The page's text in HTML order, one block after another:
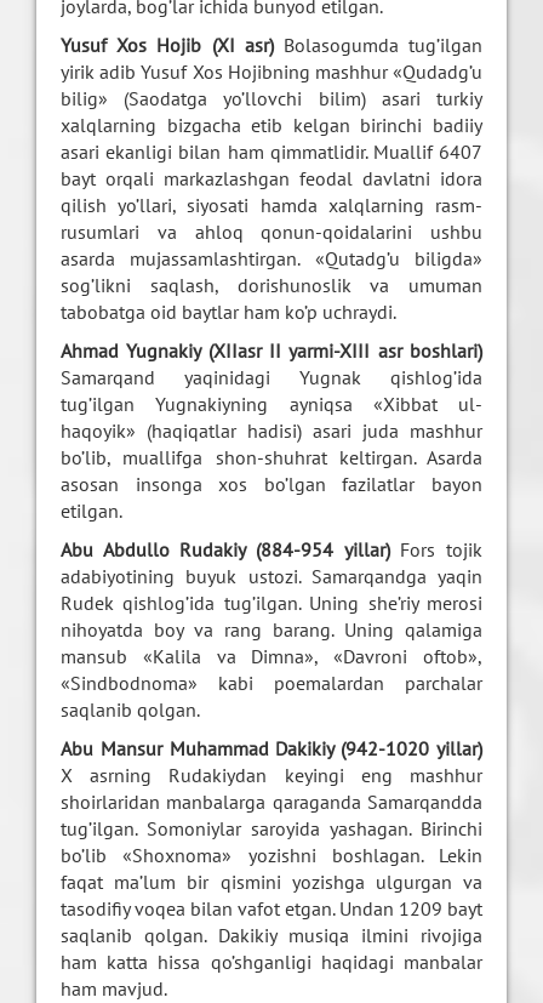
joylarda, bog’lar ichida bunyod etilgan.
Yusuf Xos Hojib (XI asr)Bolasogumda tug’ilgan
yirik adib Yusuf Xos Hojibning mashhur «Qudadg’u
bilig» (Saodatga yo’llovchi bilim) asari turkiy
xalqlarning bizgacha etib kelgan birinchi badiiy
asari ekanligi bilan ham qimmatlidir. Muallif 6407
bayt orqali markazlashgan feodal davlatni idora
qilish yo’llari, siyosati hamda xalqlarning rasm-
rusumlari va ahloq qonun-qoidalarini ushbu
asarda mujassamlashtirgan. «Qutadg’u biligda»
sog’likni saqlash, dorishunoslik va umuman
tabobatga oid baytlar ham ko’p uchraydi.
Ahmad Yugnakiy (XIIasr II yarmi-XIII asr boshlari)
Samarqand yaqinidagi Yugnak qishlog’ida
tug’ilgan Yugnakiyning ayniqsa «Xibbat ul-
haqoyik» (haqiqatlar hadisi) asari juda mashhur
bo’lib, muallifga shon-shuhrat keltirgan. Asarda
asosan insonga xos bo’lgan fazilatlar bayon
etilgan.
Abu Abdullo Rudakiy (884-954 yillar)Fors tojik
adabiyotining buyuk ustozi. Samarqandga yaqin
Rudek qishlog’ida tug’ilgan. Uning she’riy merosi
nihoyatda boy va rang barang. Uning qalamiga
mansub «Kalila va Dimna», «Davroni oftob»,
«Sindbodnoma» kabi poemalardan parchalar
saqlanib qolgan.
Abu Mansur Muhammad Dakikiy (942-1020 yillar)
X asrning Rudakiydan keyingi eng mashhur
shoirlaridan manbalarga qaraganda Samarqandda
tug’ilgan. Somoniylar saroyida yashagan. Birinchi
bo’lib «Shoxnoma» yozishni boshlagan. Lekin
faqat ma’lum bir qismini yozishga ulgurgan va
tasodifiy voqea bilan vafot etgan. Undan 1209 bayt
saqlanib qolgan. Dakikiy musiqa ilmini rivojiga
ham katta hissa qo’shganligi haqidagi manbalar
ham mavjud.